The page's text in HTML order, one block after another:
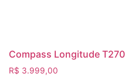
Compass Longitude T270
R$ 3.999,00